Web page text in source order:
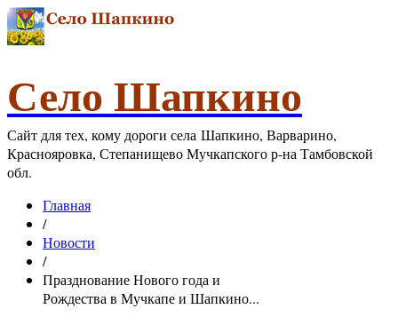
Село Шапкино
Сайт для тех, кому дороги села Шапкино, Варварино,
Краснояровка, Степанищево Мучкапского р-на Тамбовской
обл.
Главная
/
Новости
/
Празднование Нового года и
Рождества в Мучкапе и Шапкино...